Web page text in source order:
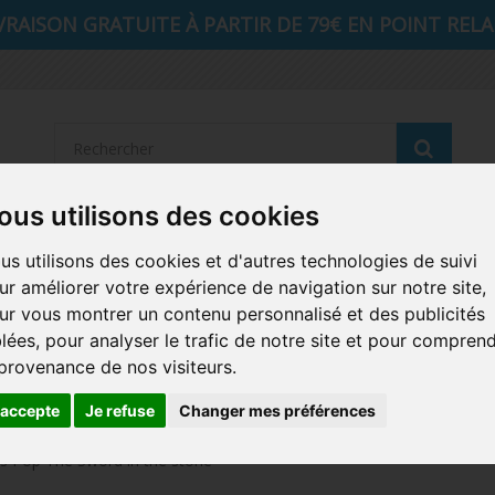
utilisons des cookies
utilisons des cookies et d'autres technologies de suivi
améliorer votre expérience de navigation sur notre site,
vous montrer un contenu personnalisé et des publicités
pour analyser le trafic de notre site et pour
de nos visiteurs.
Je refuse Changer mes préférences
GRATUITE À PARTIR DE 79€ EN POINT
AUTRES COMICS MUSIQUE SPORTS POP
FUNKO HOME FUNKO VINYL SODA RETRO
CARTE A JOUER
Pop The Sword in the stone